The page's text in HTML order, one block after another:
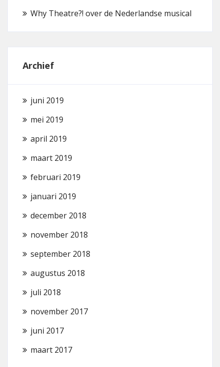
Why Theatre?! over de Nederlandse musical
Archief
juni 2019
mei 2019
april 2019
maart 2019
februari 2019
januari 2019
december 2018
november 2018
september 2018
augustus 2018
juli 2018
november 2017
juni 2017
maart 2017